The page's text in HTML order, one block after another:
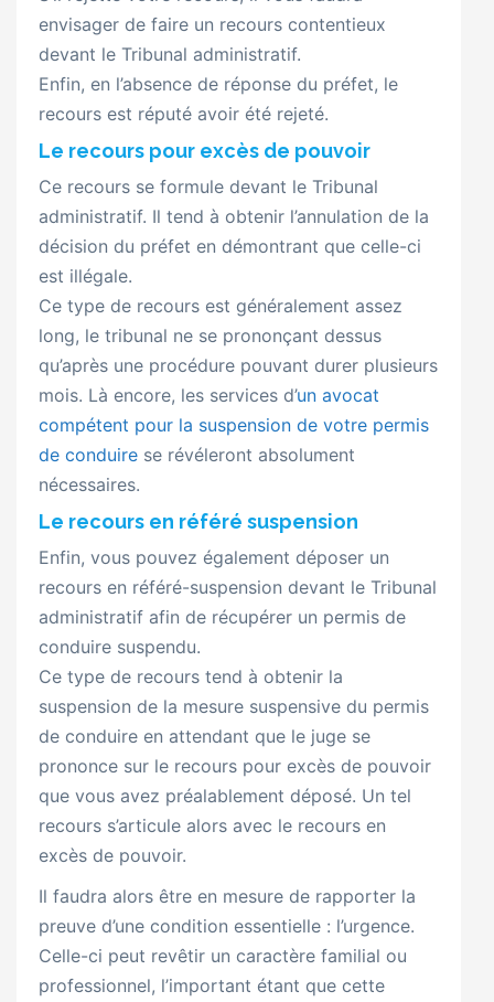
envisager de faire un recours contentieux
devant le Tribunal administratif.
Enfin, en l’absence de réponse du préfet, le
recours est réputé avoir été rejeté.
Le recours pour excès de pouvoir
Ce recours se formule devant le Tribunal
administratif. Il tend à obtenir l’annulation de la
décision du préfet en démontrant que celle-ci
est illégale.
Ce type de recours est généralement assez
long, le tribunal ne se prononçant dessus
qu’après une procédure pouvant durer plusieurs
mois. Là encore, les services d’un avocat
compétent pour la suspension de votre permis
de conduire se révéleront absolument
nécessaires.
Le recours en référé suspension
Enfin, vous pouvez également déposer un
recours en référé-suspension devant le Tribunal
administratif afin de récupérer un permis de
conduire suspendu.
Ce type de recours tend à obtenir la
suspension de la mesure suspensive du permis
de conduire en attendant que le juge se
prononce sur le recours pour excès de pouvoir
que vous avez préalablement déposé. Un tel
recours s’articule alors avec le recours en
excès de pouvoir.
Il faudra alors être en mesure de rapporter la
preuve d’une condition essentielle : l’urgence.
Celle-ci peut revêtir un caractère familial ou
professionnel, l’important étant que cette